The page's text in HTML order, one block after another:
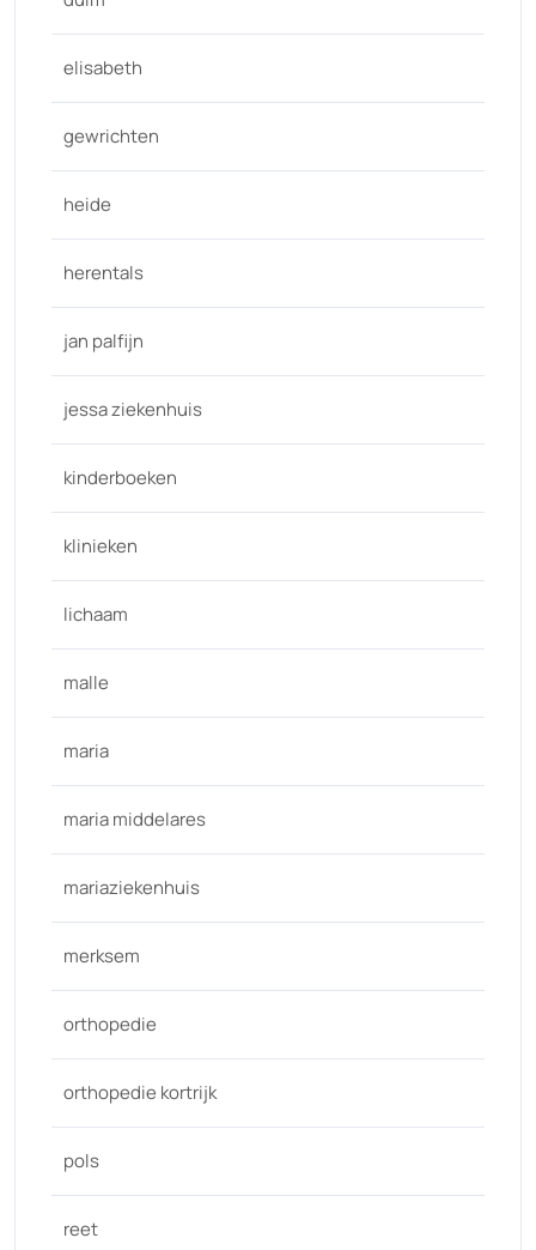
elisabeth
gewrichten
heide
herentals
jan palfijn
jessa ziekenhuis
kinderboeken
klinieken
lichaam
malle
maria
maria middelares
mariaziekenhuis
merksem
orthopedie
orthopedie kortrijk
pols
reet